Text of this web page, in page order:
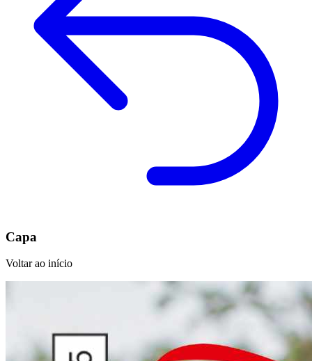
Capa
Voltar ao início